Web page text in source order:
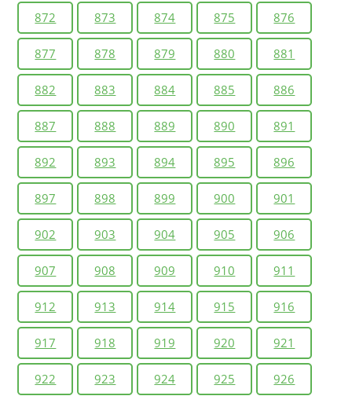
872 873 874 875 876
877 878 879 880 881
882 883 884 885 886
887 888 889 890 891
892 893 894 895 896
897 898 899 900 901
902 903 904 905 906
907 908 909 910 911
912 913 914 915 916
917 918 919 920 921
922 923 924 925 926